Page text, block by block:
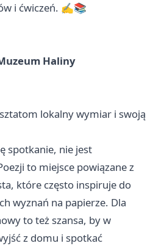
i ćwiczeń. ✍️📚
Haliny
lokalny wymiar i swoją
spotkanie, nie jest
to miejsce powiązane z
które często inspiruje do
wyznań na papierze. Dla
to też szansa, by w
z domu i spotkać